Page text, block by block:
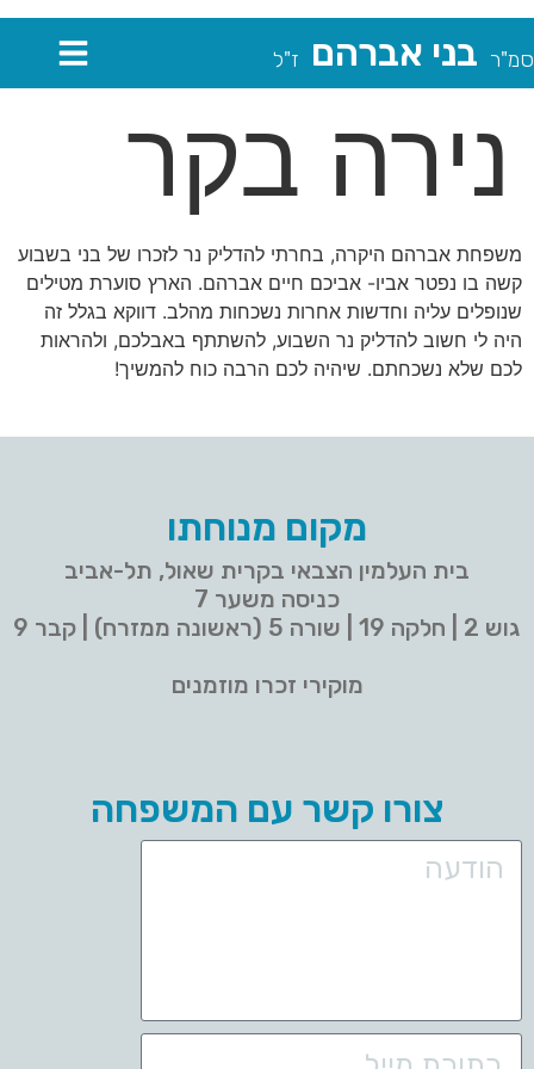
סמ"ר בני אברהם ז"ל
נירה בקר
משפחת אברהם היקרה, בחרתי להדליק נר לזכרו של בני בשבוע
קשה בו נפטר אביו- אביכם חיים אברהם. הארץ סוערת מטילים
שנופלים עליה וחדשות אחרות נשכחות מהלב. דווקא בגלל זה
היה לי חשוב להדליק נר השבוע, להשתתף באבלכם, ולהראות
לכם שלא נשכחתם. שיהיה לכם הרבה כוח להמשיך!
מקום מנוחתו
בית העלמין הצבאי בקרית שאול, תל-אביב
כניסה משער 7
גוש 2 | חלקה 19 | שורה 5 (ראשונה ממזרח) | קבר 9
מוקירי זכרו מוזמנים
צורו קשר עם המשפחה